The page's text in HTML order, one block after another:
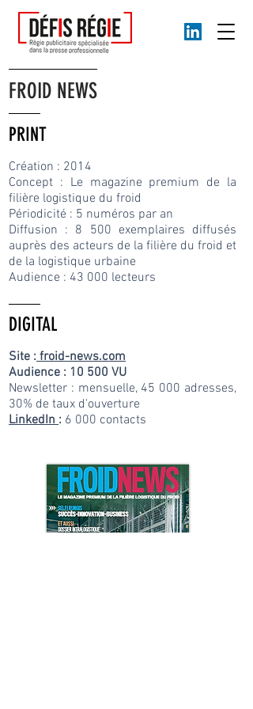
FROID NEWS
PRINT​
Création : 2014
Concept : Le magazine premium de la
filière logistique du froid
Périodicité : 5 numéros par an
Diffusion : 8 500 exemplaires diffusés
auprès des acteurs de la filière du froid et
de la logistique urbaine
Audience : 43 000 lecteurs
DIGITAL
Site :froid-news.com
Audience : 10 500 VU
Newsletter : mensuelle, 45 000 adresses,
30% de taux d'ouverture
LinkedIn: 6 000 contacts